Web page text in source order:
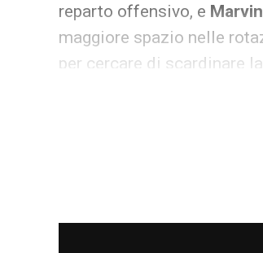
reparto offensivo, e
maggiore spazio nelle
per cercare di scardinare
Focus sulla
durante gli allenamenti.